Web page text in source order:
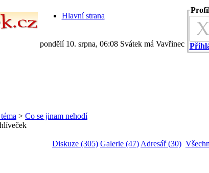
Hlavní strana
pondělí 10. srpna, 06:08 Svátek má Vavřinec
> Co se jinam nehodí
Diskuze (305) Galerie (47) Adresář (30)